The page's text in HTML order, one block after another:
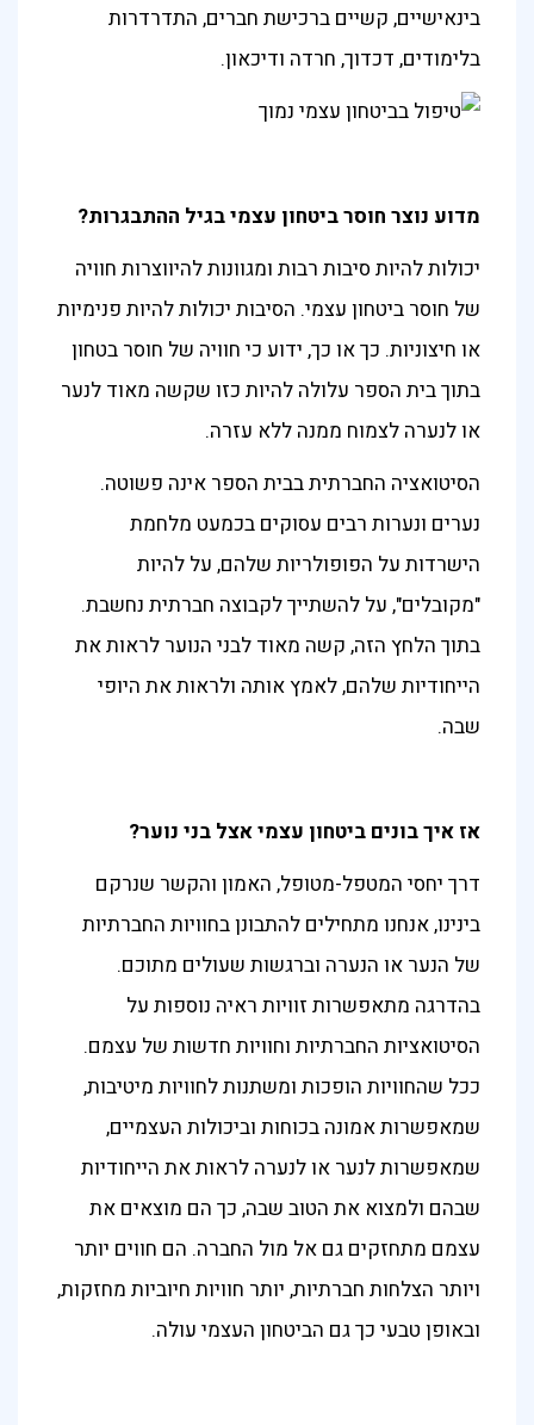
בינאישיים, קשיים ברכישת חברים, התדרדרות
בלימודים, דכדוך, חרדה ודיכאון.
מדוע נוצר חוסר ביטחון עצמי בגיל ההתבגרות?
יכולות להיות סיבות רבות ומגוונות להיווצרות חוויה
של חוסר ביטחון עצמי. הסיבות יכולות להיות פנימיות
או חיצוניות. כך או כך, ידוע כי חוויה של חוסר בטחון
בתוך בית הספר עלולה להיות כזו שקשה מאוד לנער
או לנערה לצמוח ממנה ללא עזרה.
הסיטואציה החברתית בבית הספר אינה פשוטה.
נערים ונערות רבים עסוקים בכמעט מלחמת
הישרדות על הפופולריות שלהם, על להיות
"מקובלים", על להשתייך לקבוצה חברתית נחשבת.
בתוך הלחץ הזה, קשה מאוד לבני הנוער לראות את
הייחודיות שלהם, לאמץ אותה ולראות את היופי
שבה.
אז איך בונים ביטחון עצמי אצל בני נוער?
דרך יחסי המטפל-מטופל, האמון והקשר שנרקם
בינינו, אנחנו מתחילים להתבונן בחוויות החברתיות
של הנער או הנערה וברגשות שעולים מתוכם.
בהדרגה מתאפשרות זוויות ראיה נוספות על
הסיטואציות החברתיות וחוויות חדשות של עצמם.
ככל שהחוויות הופכות ומשתנות לחוויות מיטיבות,
שמאפשרות אמונה בכוחות וביכולות העצמיים,
שמאפשרות לנער או לנערה לראות את הייחודיות
שבהם ולמצוא את הטוב שבה, כך הם מוצאים את
עצמם מתחזקים גם אל מול החברה. הם חווים יותר
ויותר הצלחות חברתיות, יותר חוויות חיוביות מחזקות,
ובאופן טבעי כך גם הביטחון העצמי עולה.